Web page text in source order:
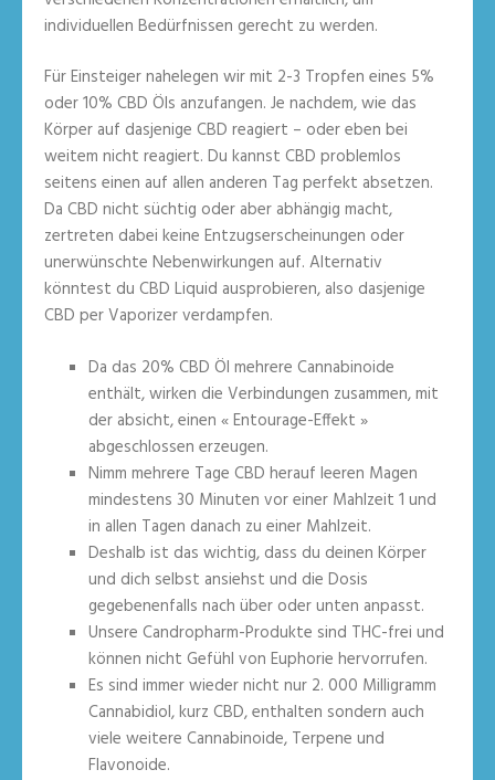
individuellen Bedürfnissen gerecht zu werden.
Für Einsteiger nahelegen wir mit 2-3 Tropfen eines 5%
oder 10% CBD Öls anzufangen. Je nachdem, wie das
Körper auf dasjenige CBD reagiert – oder eben bei
weitem nicht reagiert. Du kannst CBD problemlos
seitens einen auf allen anderen Tag perfekt absetzen.
Da CBD nicht süchtig oder aber abhängig macht,
zertreten dabei keine Entzugserscheinungen oder
unerwünschte Nebenwirkungen auf. Alternativ
könntest du CBD Liquid ausprobieren, also dasjenige
CBD per Vaporizer verdampfen.
Da das 20% CBD Öl mehrere Cannabinoide
enthält, wirken die Verbindungen zusammen, mit
der absicht, einen « Entourage-Effekt »
abgeschlossen erzeugen.
Nimm mehrere Tage CBD herauf leeren Magen
mindestens 30 Minuten vor einer Mahlzeit 1 und
in allen Tagen danach zu einer Mahlzeit.
Deshalb ist das wichtig, dass du deinen Körper
und dich selbst ansiehst und die Dosis
gegebenenfalls nach über oder unten anpasst.
Unsere Candropharm-Produkte sind THC-frei und
können nicht Gefühl von Euphorie hervorrufen.
Es sind immer wieder nicht nur 2. 000 Milligramm
Cannabidiol, kurz CBD, enthalten sondern auch
viele weitere Cannabinoide, Terpene und
Flavonoide.